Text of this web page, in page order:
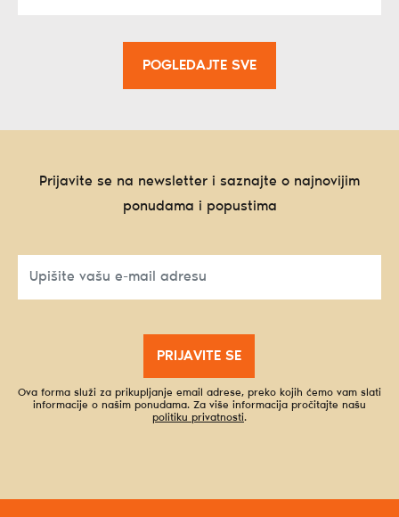
POGLEDAJTE SVE
Prijavite se na newsletter i saznajte o najnovijim
ponudama i popustima
PRIJAVITE SE
Ova forma služi za prikupljanje email adrese, preko kojih ćemo vam slati
informacije o našim ponudama. Za više informacija pročitajte našu
politiku privatnosti.